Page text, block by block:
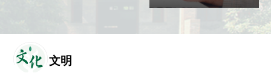
文化 文明